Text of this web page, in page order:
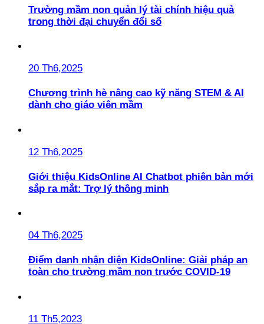
Trường mầm non quản lý tài chính hiệu quả
trong thời đại chuyển đổi số
20 Th6,2025
Chương trình hè nâng cao kỹ năng STEM & AI
dành cho giáo viên mầm
12 Th6,2025
Giới thiệu KidsOnline AI Chatbot phiên bản mới
sắp ra mắt: Trợ lý thông minh
04 Th6,2025
Điểm danh nhận diện KidsOnline: Giải pháp an
toàn cho trường mầm non trước COVID-19
11 Th5,2023